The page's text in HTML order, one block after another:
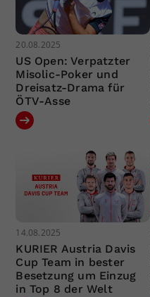
20.08.2025
US Open: Verpatzter
Misolic-Poker und
Dreisatz-Drama für
ÖTV-Asse
14.08.2025
KURIER Austria Davis
Cup Team in bester
Besetzung um Einzug
in Top 8 der Welt